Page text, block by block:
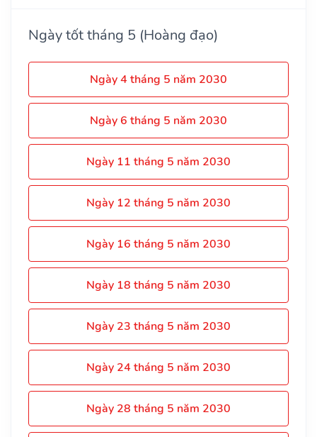
Ngày tốt tháng 5 (Hoàng đạo)
Ngày 4 tháng 5 năm 2030
Ngày 6 tháng 5 năm 2030
Ngày 11 tháng 5 năm 2030
Ngày 12 tháng 5 năm 2030
Ngày 16 tháng 5 năm 2030
Ngày 18 tháng 5 năm 2030
Ngày 23 tháng 5 năm 2030
Ngày 24 tháng 5 năm 2030
Ngày 28 tháng 5 năm 2030